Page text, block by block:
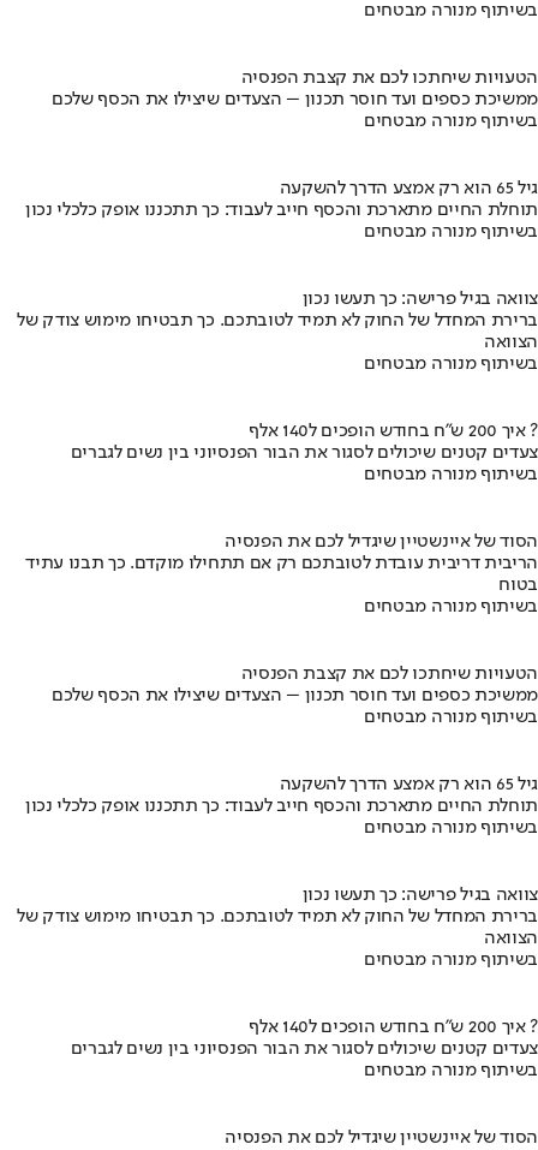
בשיתוף מנורה מבטחים
הטעויות שיחתכו לכם את קצבת הפנסיה
ממשיכת כספים ועד חוסר תכנון – הצעדים שיצילו את הכסף שלכם
בשיתוף מנורה מבטחים
גיל 65 הוא רק אמצע הדרך להשקעה
תוחלת החיים מתארכת והכסף חייב לעבוד: כך תתכננו אופק כלכלי נכון
בשיתוף מנורה מבטחים
צוואה בגיל פרישה: כך תעשו נכון
ברירת המחדל של החוק לא תמיד לטובתכם. כך תבטיחו מימוש צודק של
הצוואה
בשיתוף מנורה מבטחים
איך 200 ש"ח בחודש הופכים ל140 אלף ?
צעדים קטנים שיכולים לסגור את הבור הפנסיוני בין נשים לגברים
בשיתוף מנורה מבטחים
הסוד של איינשטיין שיגדיל לכם את הפנסיה
הריבית דריבית עובדת לטובתכם רק אם תתחילו מוקדם. כך תבנו עתיד
בטוח
בשיתוף מנורה מבטחים
הטעויות שיחתכו לכם את קצבת הפנסיה
ממשיכת כספים ועד חוסר תכנון – הצעדים שיצילו את הכסף שלכם
בשיתוף מנורה מבטחים
גיל 65 הוא רק אמצע הדרך להשקעה
תוחלת החיים מתארכת והכסף חייב לעבוד: כך תתכננו אופק כלכלי נכון
בשיתוף מנורה מבטחים
צוואה בגיל פרישה: כך תעשו נכון
ברירת המחדל של החוק לא תמיד לטובתכם. כך תבטיחו מימוש צודק של
הצוואה
בשיתוף מנורה מבטחים
איך 200 ש"ח בחודש הופכים ל140 אלף ?
צעדים קטנים שיכולים לסגור את הבור הפנסיוני בין נשים לגברים
בשיתוף מנורה מבטחים
הסוד של איינשטיין שיגדיל לכם את הפנסיה